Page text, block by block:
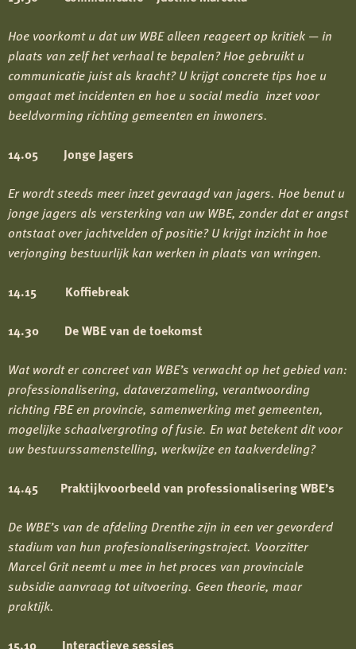
Hoe voorkomt u dat uw WBE alleen reageert op kritiek — in
plaats van zelf het verhaal te bepalen? Hoe gebruikt u
communicatie juist als kracht? U krijgt concrete tips hoe u
omgaat met incidenten en hoe u social media inzet voor
beeldvorming richting gemeenten en inwoners.
14.05 Jonge Jagers
Er wordt steeds meer inzet gevraagd van jagers. Hoe benut u
jonge jagers als versterking van uw WBE, zonder dat er angst
ontstaat over jachtvelden of positie? U krijgt inzicht in hoe
verjonging bestuurlijk kan werken in plaats van wringen.
14.15 Koffiebreak
14.30 De WBE van de toekomst
Wat wordt er concreet van WBE’s verwacht op het gebied van:
professionalisering, dataverzameling, verantwoording
richting FBE en provincie, samenwerking met gemeenten,
mogelijke schaalvergroting of fusie. En wat betekent dit voor
uw bestuurssamenstelling, werkwijze en taakverdeling?
14.45 Praktijkvoorbeeld van professionalisering WBE’s
De WBE’s van de afdeling Drenthe zijn in een ver gevorderd
stadium van hun profesionaliseringstraject. Voorzitter
Marcel Grit neemt u mee in het proces van provinciale
subsidie aanvraag tot uitvoering. Geen theorie, maar
praktijk.
15.10 Interactieve sessies